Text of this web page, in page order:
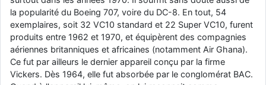
la popularité du Boeing 707, voire du DC-8. En tout, 54
exemplaires, soit 32 VC10 standard et 22 Super VC10, furent
produits entre 1962 et 1970, et équipèrent des compagnies
aériennes britanniques et africaines (notamment Air Ghana).
Ce fut par ailleurs le dernier appareil conçu par la firme
Vickers. Dès 1964, elle fut absorbée par le conglomérat BAC.